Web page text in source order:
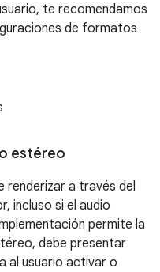
te recomendamos
de formatos
estéreo
renderizar a través del
incluso si el audio
permite la
debe presentar
al usuario activar o